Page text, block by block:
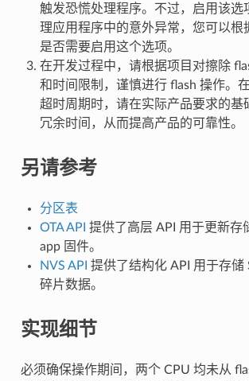
触发恐慌处理程序。不过，启用该选
理应用程序中的意外异常，您可以根
是否需要启用这个选项。
在开发过程中，请根据项目对擦除
和时间限制，谨慎进行 flash 操作。
超时周期时，请在实际产品要求的基
冗余时间，从而提高产品的可靠性。
另请参考
分区表
OTA API 提供了高层 API 用于更新存
app 固件。
NVS API 提供了结构化 API 用于存储
碎片数据。
实现细节
必须确保操作期间，两个 CPU 均未从